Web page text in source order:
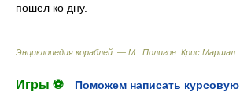
пошел ко дну.
Энциклопедия кораблей. — М.: Полигон Крис Маршал
Игры ⚽
Поможем написать курсовую